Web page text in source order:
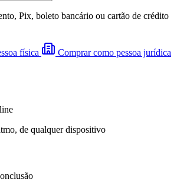
Pix, boleto bancário ou cartão de crédito
física
Comprar como pessoa jurídica
de qualquer dispositivo